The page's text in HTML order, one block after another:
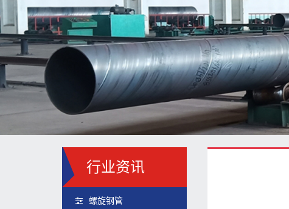
行业资讯
螺旋钢管